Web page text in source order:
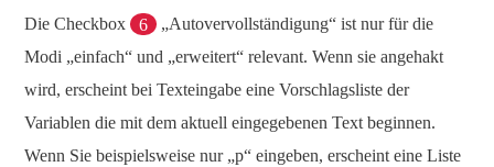
Die Checkbox 6
„Autovervollständigung“ ist nur für die
Modi „einfach“ und „erweitert“ relevant. Wenn sie angehakt
wird, erscheint bei Texteingabe eine Vorschlagsliste der
Variablen die mit dem aktuell eingegebenen Text beginnen.
Wenn Sie beispielsweise nur „p“ eingeben, erscheint eine Liste